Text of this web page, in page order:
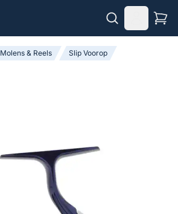
Molens & Reels Slip Voorop